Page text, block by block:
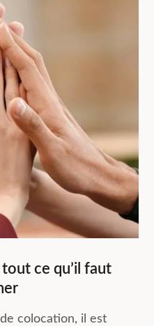
ce qu’il faut
colocation, il est